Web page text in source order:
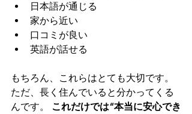
日本語が通じる
家から近い
口コミが良い
英語が話せる
もちろん、これらはとても大切です。
ただ、長く住んでいると分かってくる
んです。 これだけでは“本当に安心でき